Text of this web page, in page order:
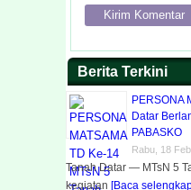
Berita Terkini
PERSONA
Datar
PABASKO
Rabu, 18
Tanah Datar — MTsN 5
kegiatan [Baca